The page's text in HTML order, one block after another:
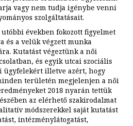
vagy nem tudja igénybe venni
szolgáltatásait.
utóbbi években fokozott figyelmet
és a velük végzett munka
Kutatást végeztünk a női
és egyik utcai szociális
ügyfelekért illetve azért, hogy
területén megjelenjen a női
2018 nyarán tettük
az elérhető szakirodalmat
módszerekkel saját kutatást
intézménylátogatást,